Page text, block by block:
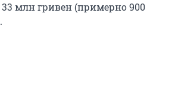
33 млн гривен (примерно 900